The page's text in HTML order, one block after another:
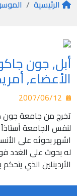
الرئيسية
أبل, جون
الأعضاء, أمريكي
تخرج من جامعة جون
لنفس الجامعة أستاذاً
اشهر بحوثه على
له بحوث على الغدد
الأردينلين الذي